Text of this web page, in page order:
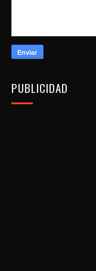
PUBLICIDAD